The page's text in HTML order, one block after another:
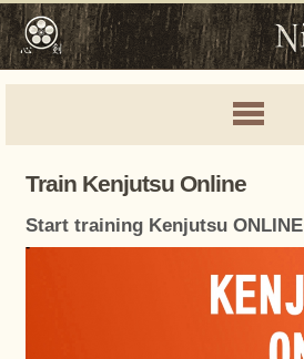
Train Kenjutsu Online
Start training Kenjutsu ONLINE